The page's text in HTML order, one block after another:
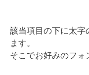
該当項目の下に太字
ます。
そこでお好みのフォ